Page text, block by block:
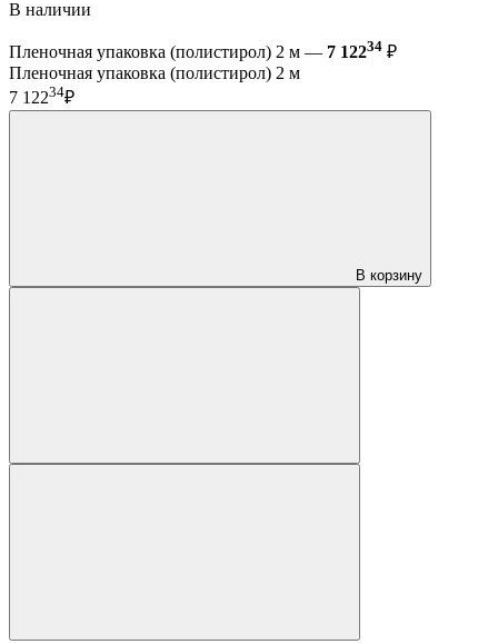
В наличии
Пленочная упаковка (полистирол) 2 м — 7 12234 ₽
Пленочная упаковка (полистирол) 2 м
7 12234₽
В корзину